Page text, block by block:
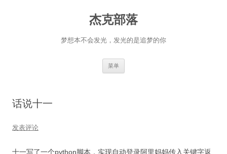
杰克部落
梦想本不会发光，发光的是追梦的你
菜单
话说十一
发表评论
十一写了一个python脚本，实现自动登录阿里妈妈传入关键字返